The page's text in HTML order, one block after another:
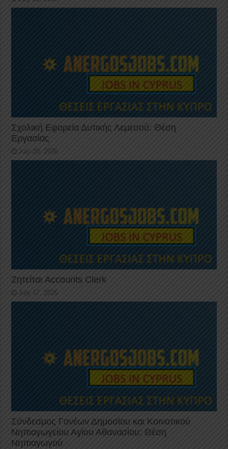
Σχολική Εφορεία Δυτικής Λεμεσού: Θέση
Εργασίας
July 20, 2026
Ζητείται Accounts Clerk
July 17, 2026
Σύνδεσμος Γονέων Δημοσίου και Κοινοτικού
Νηπιαγωγείου Αγίου Αθανασίου: Θέση
Νηπιαγωγού